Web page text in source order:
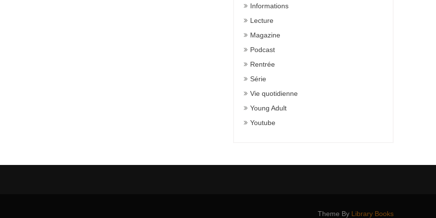
Informations
Lecture
Magazine
Podcast
Rentrée
Série
Vie quotidienne
Young Adult
Youtube
Theme By Library Books